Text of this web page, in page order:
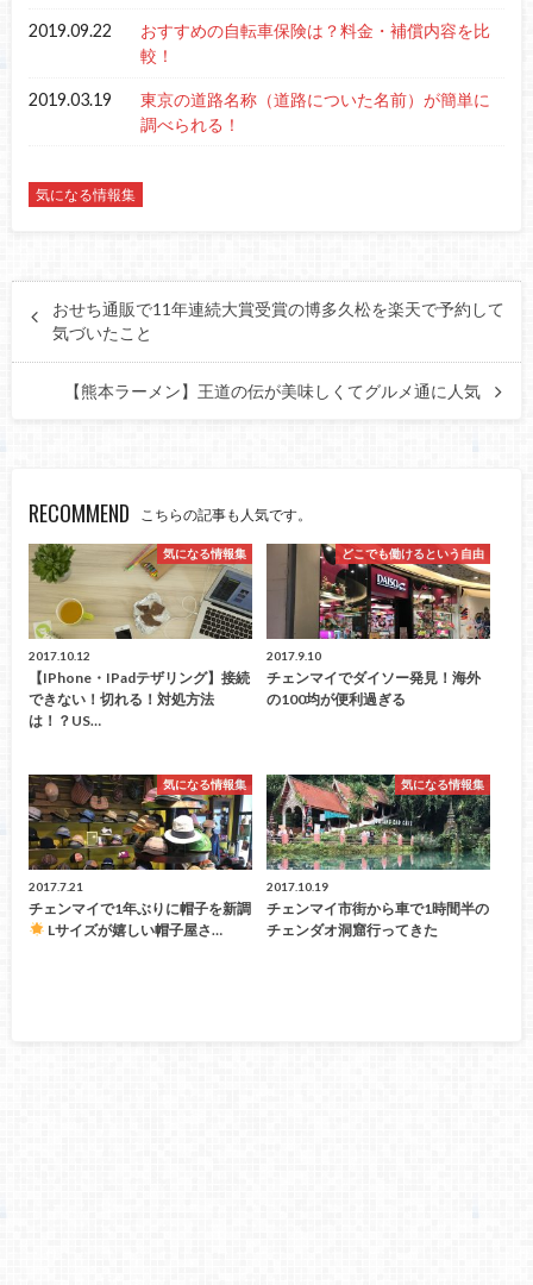
2019.09.22
おすすめの自転車保険は？料金・補償内容を比
較！
2019.03.19
東京の道路名称（道路についた名前）が簡単に
調べられる！
気になる情報集
おせち通販で11年連続大賞受賞の博多久松を楽天で予約して
気づいたこと
【熊本ラーメン】王道の伝が美味しくてグルメ通に人気
RECOMMEND こちらの記事も人気です。
気になる情報集
2017.10.12
【iPhone・iPadテザリング】接続
できない！切れる！対処方法
は！？US…
どこでも働けるという自由
2017.9.10
チェンマイでダイソー発見！海外
の100均が便利過ぎる
気になる情報集
2017.7.21
チェンマイで1年ぶりに帽子を新調
Lサイズが嬉しい帽子屋さ…
気になる情報集
2017.10.19
チェンマイ市街から車で1時間半の
チェンダオ洞窟行ってきた